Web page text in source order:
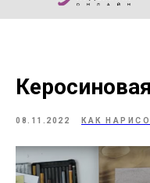
08.11.2022 КАК